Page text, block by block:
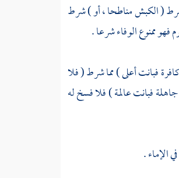
( الكبش مناطحا ، أو ) شرط
فهو ممنوع الوفاء شرعا .
فبانت أعلى ) مما شرط ( فلا
فبانت عالمة ) فلا فسخ له
الإماء .